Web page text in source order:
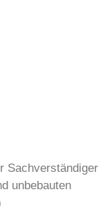
Sachverständiger
unbebauten